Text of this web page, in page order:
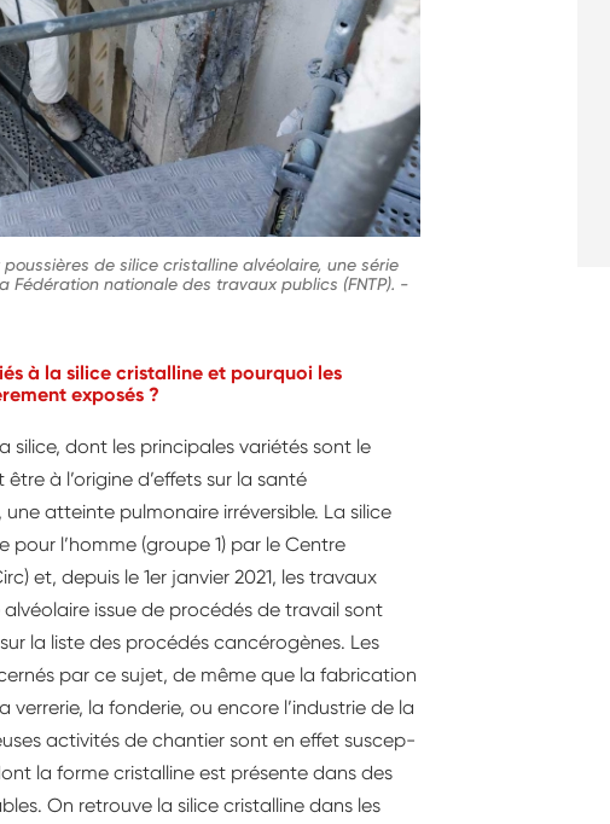
de silice cristalline alvéolaire, une série
nationale des travaux publics (FNTP). -
à la silice cristalline et pourquoi les
exposés ?
silice, dont les principales variétés sont le
à l’origine d’effets sur la santé
atteinte pulmonaire irréversible. La silice
l’homme (groupe 1) par le Centre
et, depuis le 1er janvier 2021, les travaux
issue de procédés de travail sont
la liste des procédés cancérogènes. Les
par ce sujet, de même que la fabrication
la fonderie, ou encore l’industrie de la
acti­vités de chantier sont en effet suscep­
la forme cristalline est présente dans des
On retrouve la silice cristalline dans les